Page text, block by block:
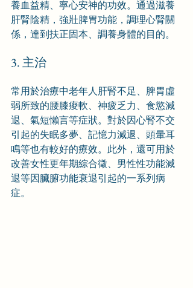
養血益精、寧心安神的功效。通過滋養
肝腎陰精，強壯脾胃功能，調理心腎關
係，達到扶正固本、調養身體的目的。
3. 主治
常用於治療中老年人肝腎不足、脾胃虛
弱所致的腰膝痠軟、神疲乏力、食慾減
退、氣短懶言等症狀。對於因心腎不交
引起的失眠多夢、記憶力減退、頭暈耳
鳴等也有較好的療效。此外，還可用於
改善女性更年期綜合徵、男性性功能減
退等因臟腑功能衰退引起的一系列病
症。